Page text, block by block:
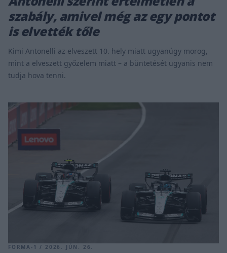
szabály, amivel még az egy pontot
is elvették tőle
Kimi Antonelli az elveszett 10. hely miatt ugyanúgy morog,
mint a elveszett győzelem miatt – a büntetését ugyanis nem
tudja hova tenni.
FORMA-1 / 2026. JÚN. 26.